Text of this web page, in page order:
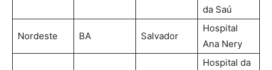
da Saú
Nordeste BA Salvador
Hospital
Ana Nery
Hospital da